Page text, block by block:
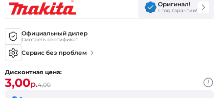
Оригинал!
1 год гарантии!
Официальный дилер
Смотреть сертификат
Сервис без проблем
Дисконтная цена:
3,00р.4,00